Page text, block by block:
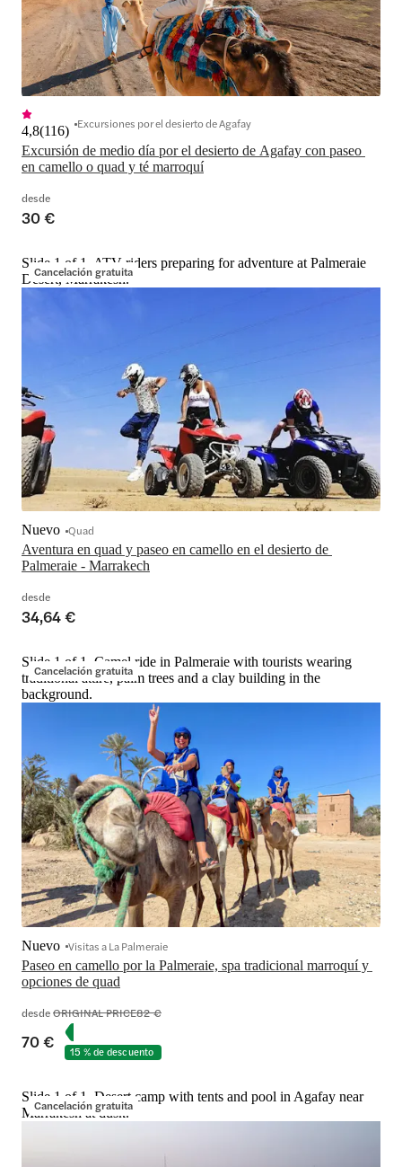
Excursión de medio día por el desierto de Agafay con paseo
en camello o quad y té marroquí
4,8(116) Excursiones por el desierto de Agafay
desde
30 €
Cancelación gratuita
Slide 1 of 1, ATV riders preparing for adventure at Palmeraie
Desert, Marrakesh.
Aventura en quad y paseo en camello en el desierto de
Palmeraie - Marrakech
Nuevo Quad
desde
34,64 €
Cancelación gratuita
Slide 1 of 1, Camel ride in Palmeraie with tourists wearing
traditional attire, palm trees and a clay building in the
background.
Paseo en camello por la Palmeraie, spa tradicional marroquí y
opciones de quad
Nuevo Visitas a La Palmeraie
desdeORIGINAL PRICE82 €
70 € 15 % de descuento
Cancelación gratuita
Slide 1 of 1, Desert camp with tents and pool in Agafay near
Marrakesh at dusk.